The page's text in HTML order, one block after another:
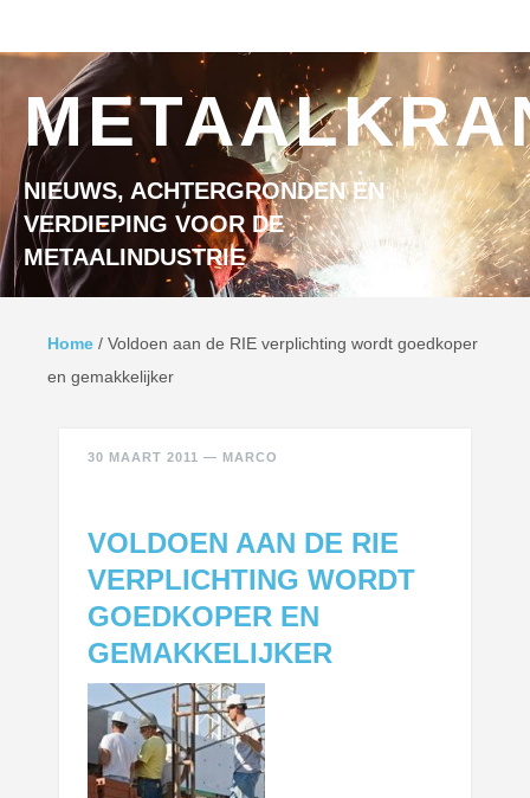
NIEUWS, ACHTERGRONDEN EN
VERDIEPING VOOR DE
METAALINDUSTRIE
Home / Voldoen aan de RIE verplichting wordt goedkoper
en gemakkelijker
30 MAART 2011 — MARCO
VOLDOEN AAN DE RIE
VERPLICHTING WORDT
GOEDKOPER EN
GEMAKKELIJKER